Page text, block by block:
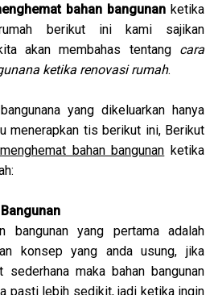
bahan bangunan ketika
berikut ini kami sajikan
akan membahas tentang cara
ketika renovasi rumah.
yang dikeluarkan hanya
menerapkan tis berikut ini, Berikut
bahan bangunan ketika
bangunan yang pertama adalah
konsep yang anda usung, jika
maka bahan bangunan
pasti lebih sedikit, jadi ketika ingin